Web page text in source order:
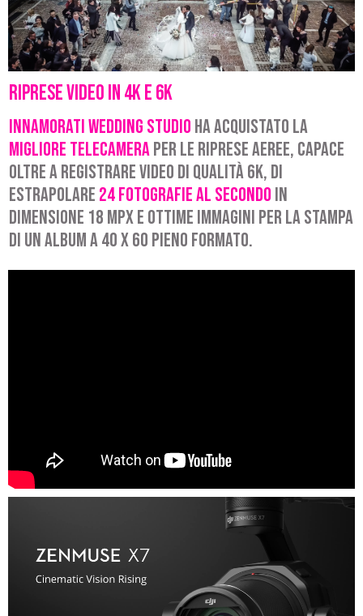
Riprese video in 4k e 6k
Innamorati Wedding Studio ha acquistato la
migliore telecameraper le riprese aeree, capace
oltre a registrare video di qualità 6k, di
estrapolare 24 fotografie al secondo in
dimensione 18 mpx e ottime immagini per la stampa
di un album a 40 x 60 pieno formato.